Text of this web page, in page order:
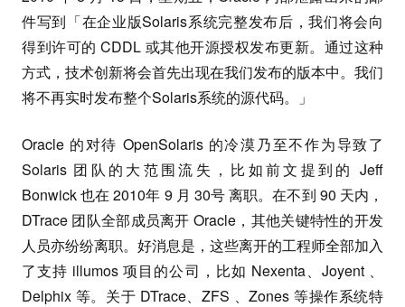
件写到「在企业版Solaris系统完整发布后，我们将会向
得到许可的 CDDL 或其他开源授权发布更新。通过这种
方式，技术创新将会首先出现在我们发布的版本中。我们
将不再实时发布整个Solaris系统的源代码。」
Oracle 的对待 OpenSolaris 的冷漠乃至不作为导致了
Solaris 团队的大范围流失，比如前文提到的 Jeff
Bonwick 也在 2010年 9 月 30号 离职。在不到 90 天内，
DTrace 团队全部成员离开 Oracle，其他关键特性的开发
人员亦纷纷离职。好消息是，这些离开的工程师全部加入
了支持 illumos 项目的公司，比如 Nexenta、Joyent 、
Delphix 等。关于 DTrace、ZFS 、Zones 等操作系统特